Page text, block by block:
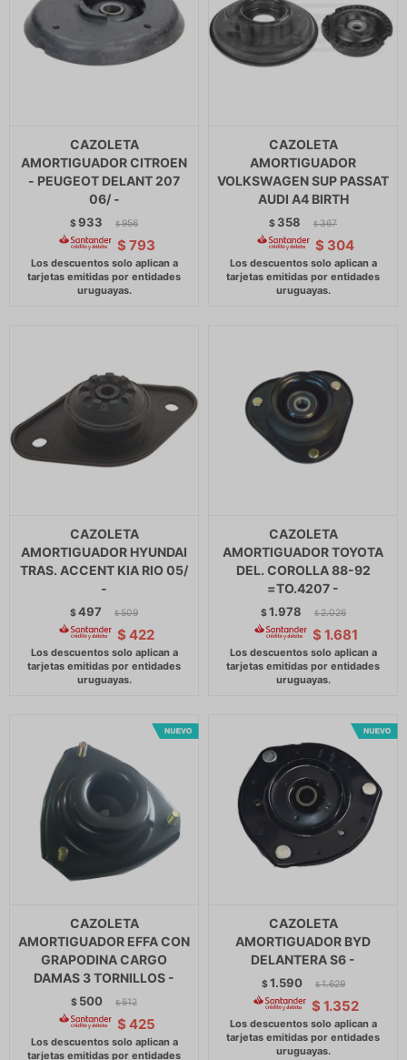
CAZOLETA
AMORTIGUADOR CITROEN
- PEUGEOT DELANT 207
06/ -
$933 $ 956
$ 793
CAZOLETA
AMORTIGUADOR
VOLKSWAGEN SUP PASSAT
AUDI A4 BIRTH
$ 358 $ 367
$ 304
CAZOLETA
AMORTIGUADOR HYUNDAI
TRAS. ACCENT KIA RIO 05/
-
$497 $ 509
$ 422
CAZOLETA
AMORTIGUADOR TOYOTA
DEL. COROLLA 88-92
=TO.4207 -
$1.978 $ 2.026
$ 1.681
CAZOLETA
AMORTIGUADOR EFFA CON
GRAPODINA CARGO
DAMAS 3 TORNILLOS -
$ 500 $ 512
$ 425
CAZOLETA
AMORTIGUADOR BYD
DELANTERA S6 -
$1.590 $ 1.629
$ 1.352